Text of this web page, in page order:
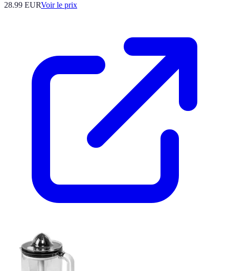
28.99 EURVoir le prix